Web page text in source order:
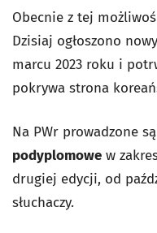
Obecnie z tej
Dzisiaj ogłoszono
marcu 2023 roku i
pokrywa strona
Na PWr prowadzone
podyplomowe w
drugiej edycji, od
słuchaczy.